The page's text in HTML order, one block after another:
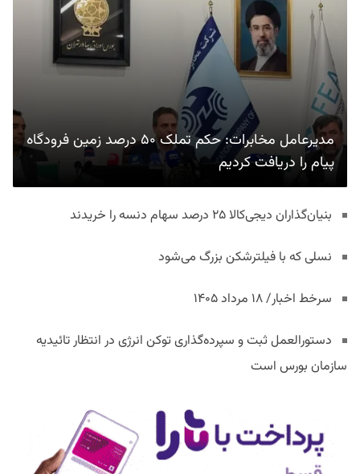
مدیرعامل مخابرات: حکم تملک ۵۰ درصد زمین فرودگاه
پیام را دریافت کردیم
بنیان‌گذاران دیجی‌کالا ۲۵ درصد سهام دنسه را خریدند
نسلی که با فیلترشکن بزرگ می‌شود
سرخط اخبار/ ۱۸ مرداد ۱۴۰۵
دستورالعمل ثبت و سپرده‌گذاری توکن انرژی در انتظار تائیدیه
سازمان بورس است